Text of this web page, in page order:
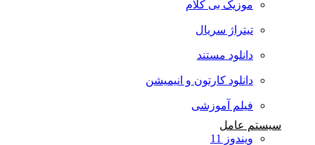
موزیک بی کلام
تیتراژ سریال
دانلود مستند
دانلود کارتون و انیمیشن
فیلم آموزشی
سیستم عامل
ویندوز 11